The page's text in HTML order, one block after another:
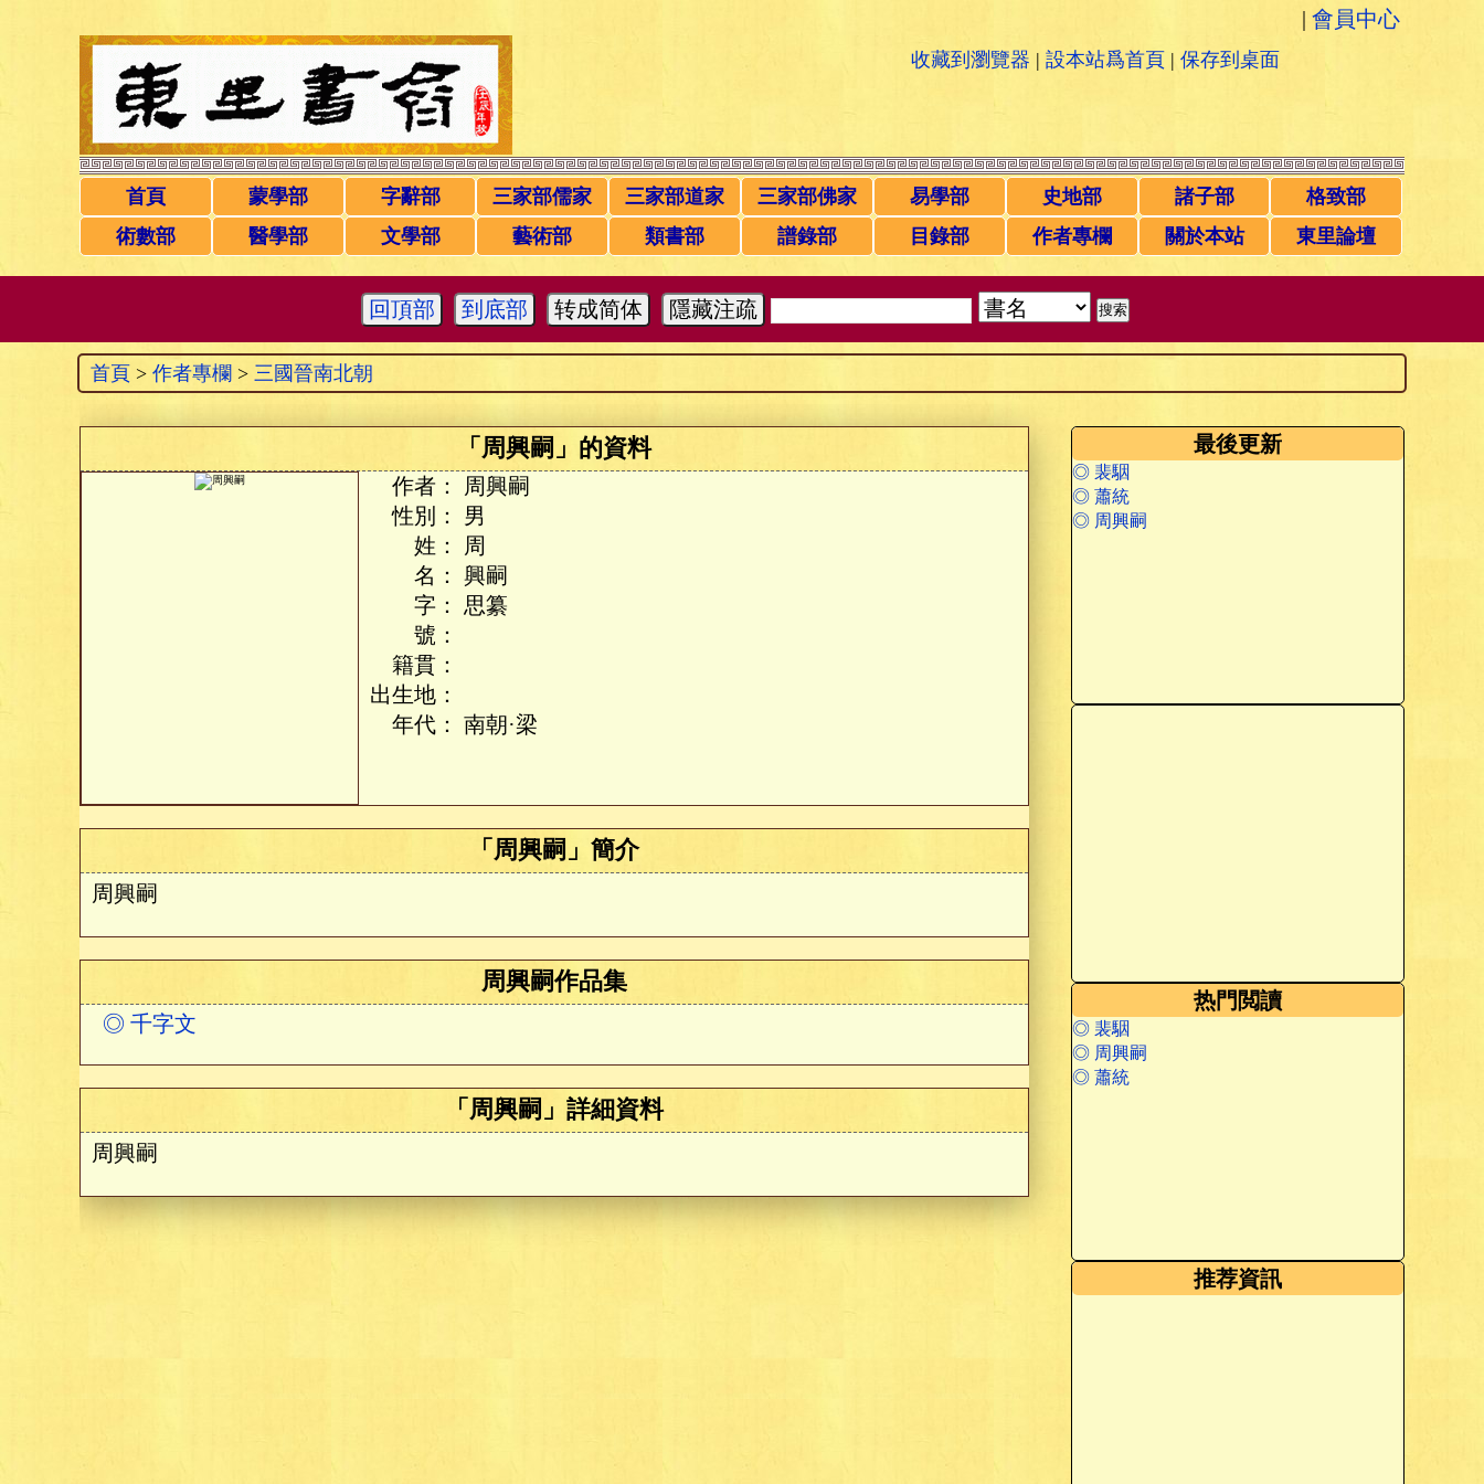
| 會員中心
收藏到瀏覽器 | 設本站爲首頁 | 保存到桌面
首頁 蒙學部 字辭部 三家部儒家 三家部道家 三家部佛家 易學部 史地部 諸子部
格致部
術數部
醫學部 文學部 藝術部 類書部 譜錄部 目錄部 作者專欄 關於本站 東里論壇
回頂部 到底部 转成简体 隱藏注疏
首頁 > 作者專欄 > 三國晉南北朝
「周興嗣」的資料
作者：
周興嗣
性別：
男
姓：
周
名： 興嗣
字：
思纂
號：
籍貫：
出生地：
年代： 南朝·梁
「周興嗣」簡介
周興嗣
周興嗣作品集
◎ 千字文
「周興嗣」詳細資料
周興嗣
最後更新
◎ 裴駰
◎ 蕭統
◎ 周興嗣
热門閲讀
◎ 裴駰
◎ 周興嗣
◎ 蕭統
推荐資訊